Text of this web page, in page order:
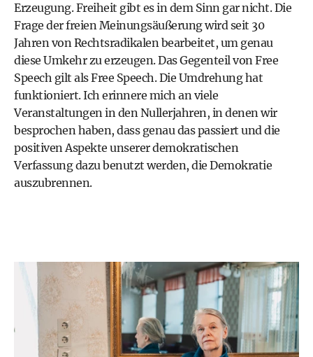
Erzeugung. Freiheit gibt es in dem Sinn gar nicht. Die
Frage der freien Meinungsäußerung wird seit 30
Jahren von Rechtsradikalen bearbeitet, um genau
diese Umkehr zu erzeugen. Das Gegenteil von Free
Speech gilt als Free Speech. Die Umdrehung hat
funktioniert. Ich erinnere mich an viele
Veranstaltungen in den Nullerjahren, in denen wir
besprochen haben, dass genau das passiert und die
positiven Aspekte unserer demokratischen
Verfassung dazu benutzt werden, die Demokratie
auszubrennen.